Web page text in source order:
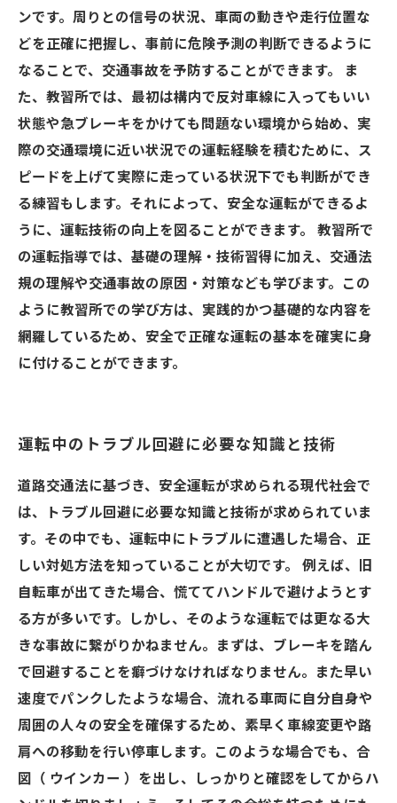
ンです。周りとの信号の状況、車両の動きや走行位置な
どを正確に把握し、事前に危険予測の判断できるように
なることで、交通事故を予防することができます。 ま
た、教習所では、最初は構内で反対車線に入ってもいい
状態や急ブレーキをかけても問題ない環境から始め、実
際の交通環境に近い状況での運転経験を積むために、ス
ピードを上げて実際に走っている状況下でも判断ができ
る練習もします。それによって、安全な運転ができるよ
うに、運転技術の向上を図ることができます。 教習所で
の運転指導では、基礎の理解・技術習得に加え、交通法
規の理解や交通事故の原因・対策なども学びます。この
ように教習所での学び方は、実践的かつ基礎的な内容を
網羅しているため、安全で正確な運転の基本を確実に身
に付けることができます。
運転中のトラブル回避に必要な知識と技術
道路交通法に基づき、安全運転が求められる現代社会で
は、トラブル回避に必要な知識と技術が求められていま
す。その中でも、運転中にトラブルに遭遇した場合、正
しい対処方法を知っていることが大切です。 例えば、旧
自転車が出てきた場合、慌ててハンドルで避けようとす
る方が多いです。しかし、そのような運転では更なる大
きな事故に繋がりかねません。まずは、ブレーキを踏ん
で回避することを癖づけなければなりません。また早い
速度でパンクしたような場合、流れる車両に自分自身や
周囲の人々の安全を確保するため、素早く車線変更や路
肩への移動を行い停車します。このような場合でも、合
図（ ウインカー ）を出し、しっかりと確認をしてからハ